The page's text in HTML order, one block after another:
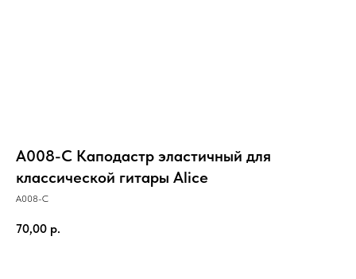
A008-C Каподастр эластичный для
классической гитары Alice
A008-C
70,00 р.